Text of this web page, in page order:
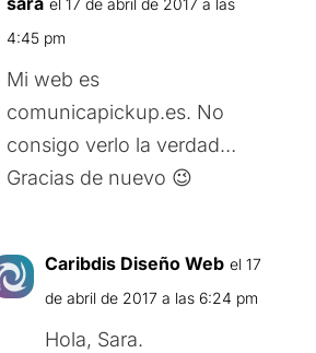
4:45 pm
Mi web es
comunicapickup.es. No
consigo verlo la verdad…
Gracias de nuevo 😉
Caribdis Diseño Web el 17
de abril de 2017 a las 6:24 pm
Hola, Sara.